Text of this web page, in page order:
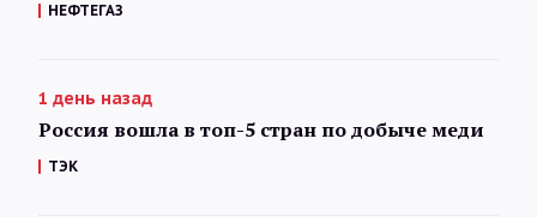
НЕФТЕГАЗ
1 день назад
Россия вошла в топ-5 стран по добыче меди
ТЭК